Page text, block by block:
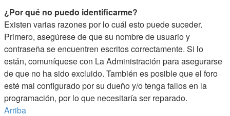
¿Por qué no puedo identificarme?
Existen varias razones por lo cuál esto puede suceder.
Primero, asegúrese de que su nombre de usuario y
contraseña se encuentren escritos correctamente. Si lo
están, comuníquese con La Administración para asegurarse
de que no ha sido excluido. También es posible que el foro
esté mal configurado por su dueño y/o tenga fallos en la
programación, por lo que necesitaría ser reparado.
Arriba